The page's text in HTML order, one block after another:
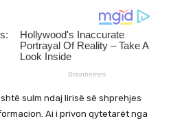
sulm ndaj lirisë së shprehjes
Ai i privon qytetarët nga